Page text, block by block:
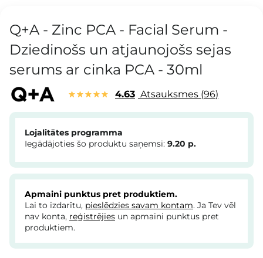
Q+A - Zinc PCA - Facial Serum -
Dziedinošs un atjaunojošs sejas
serums ar cinka PCA - 30ml
4.63 Atsauksmes 96
Lojalitātes programma
Iegādājoties šo produktu saņemsi: 9.20 p.
Apmaini punktus pret produktiem.
Lai to izdarītu, pieslēdzies savam kontam. Ja Tev vēl
nav konta, reģistrējies un apmaini punktus pret
produktiem.